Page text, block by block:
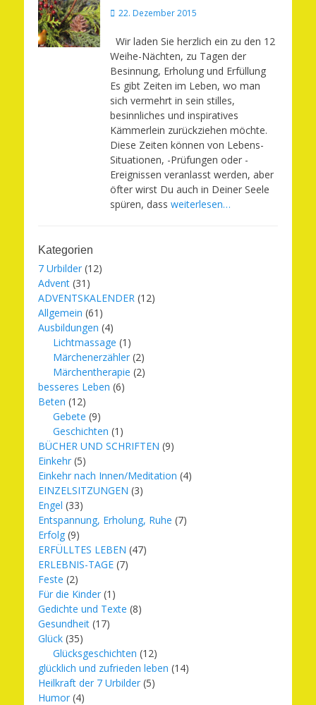
Veröffentlicht
22. Dezember 2015
Wir laden Sie herzlich ein zu den 12
Weihe-Nächten, zu Tagen der
Besinnung, Erholung und Erfüllung
Es gibt Zeiten im Leben, wo man
sich vermehrt in sein stilles,
besinnliches und inspiratives
Kämmerlein zurückziehen möchte.
Diese Zeiten können von Lebens-
Situationen, -Prüfungen oder -
Ereignissen veranlasst werden, aber
öfter wirst Du auch in Deiner Seele
spüren, dass weiterlesen…
Kategorien
7 Urbilder (12)
Advent (31)
ADVENTSKALENDER (12)
Allgemein (61)
Ausbildungen (4)
Lichtmassage (1)
Märchenerzähler (2)
Märchentherapie (2)
besseres Leben (6)
Beten (12)
Gebete (9)
Geschichten (1)
BÜCHER UND SCHRIFTEN (9)
Einkehr (5)
Einkehr nach Innen/Meditation (4)
EINZELSITZUNGEN (3)
Engel (33)
Entspannung, Erholung, Ruhe (7)
Erfolg (9)
ERFÜLLTES LEBEN (47)
ERLEBNIS-TAGE (7)
Feste (2)
Für die Kinder (1)
Gedichte und Texte (8)
Gesundheit (17)
Glück (35)
Glücksgeschichten (12)
glücklich und zufrieden leben (14)
Heilkraft der 7 Urbilder (5)
Humor (4)